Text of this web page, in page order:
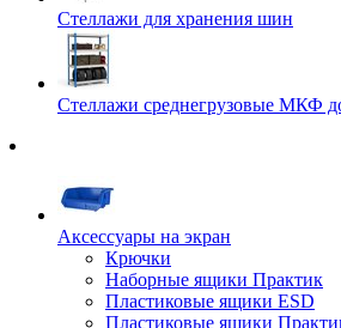
Стеллажи для хранения шин
Стеллажи среднегрузовые МКФ
Аксессуары на экран
Крючки
Наборные ящики Практик
Пластиковые ящики ESD
Пластиковые ящики